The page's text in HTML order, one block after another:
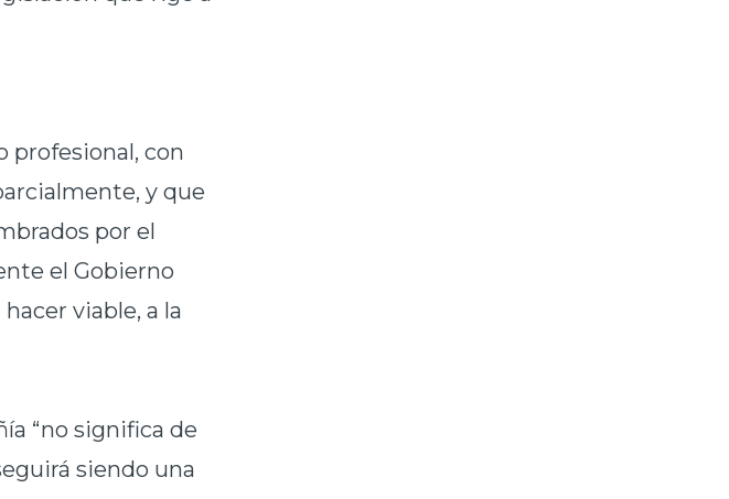
profesional, con
y que
por el
el Gobierno
viable, a la
“no significa de
siendo una